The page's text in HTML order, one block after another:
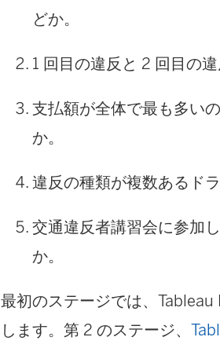
どか。
1 回目の違反と 2 回目の
支払額が全体で最も多い
か。
違反の種類が複数あるド
交通違反者講習会に参加
か。
最初のステージでは、
します。第 2 のステージ、